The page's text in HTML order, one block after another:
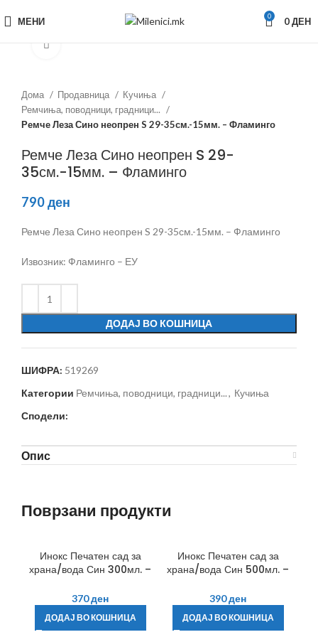
МЕНИ 0 0ДЕН
Дома Продавница
Кучиња
Ремчиња, поводници, градници...
Ремче Леза Сино неопрен S 29-35см.-15мм. – Фламинго
Ремче Леза Сино неопрен S 29-
35см.-15мм. – Фламинго
790ден
Ремче Леза Сино неопрен S 29-35см.-15мм. – Фламинго
Извозник: Фламинго – ЕУ
ДОДАЈ ВО КОШНИЦА
ШИФРА: 519269
Категории Ремчиња, поводници, градници..., Кучиња
Сподели:
Опис
Поврзани продукти
Инокс Печатен сад за
храна/вода Син 300мл. –
370ден
ДОДАЈ ВО КОШНИЦА
Инокс Печатен сад за
храна/вода Син 500мл. –
390ден
ДОДАЈ ВО КОШНИЦА